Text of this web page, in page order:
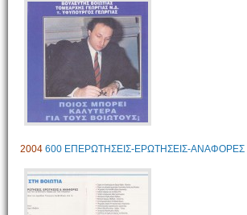
2004 600 ΕΠΕΡΩΤΗΣΕΙΣ-ΕΡΩΤΗΣΕΙΣ-ΑΝΑΦΟΡΕΣ